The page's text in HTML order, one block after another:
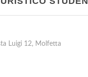
Carducci , San Vito dei
Luigi 12, Molfetta